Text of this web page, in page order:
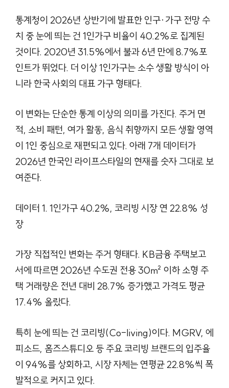
통계청이 2026년 상반기에 발표한 인구·가구 전망 수
치 중 눈에 띄는 건 1인가구 비율이 40.2%로 집계된
것이다. 2020년 31.5%에서 불과 6년 만에 8.7%포
인트가 뛰었다. 더 이상 1인가구는 소수 생활 방식이 아
니라 한국 사회의 대표 가구 형태다.
이 변화는 단순한 통계 이상의 의미를 가진다. 주거 면
적, 소비 패턴, 여가 활동, 음식 취향까지 모든 생활 영역
이 1인 중심으로 재편되고 있다. 아래 7개 데이터가
2026년 한국인 라이프스타일의 현재를 숫자 그대로 보
여준다.
데이터 1. 1인가구 40.2%, 코리빙 시장 연 22.8% 성
장
가장 직접적인 변화는 주거 형태다. KB금융 주택보고
서에 따르면 2026년 수도권 전용 30㎡ 이하 소형 주
택 거래량은 전년 대비 28.7% 증가했고 가격도 평균
17.4% 올랐다.
특히 눈에 띄는 건 코리빙(Co-living)이다. MGRV, 에
피소드, 홈즈스튜디오 등 주요 코리빙 브랜드의 입주율
이 94%를 상회하고, 시장 자체는 연평균 22.8%씩 폭
발적으로 커지고 있다.